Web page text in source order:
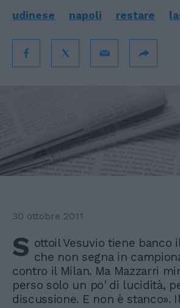
udinese napoli restare
30 ottobre 2011
S ottoil Vesuvio tiene banco
che non segna in
contro il Milan. Ma Mazzarri
perso solo un po' di lucidità,
discussione. E non è stanco».